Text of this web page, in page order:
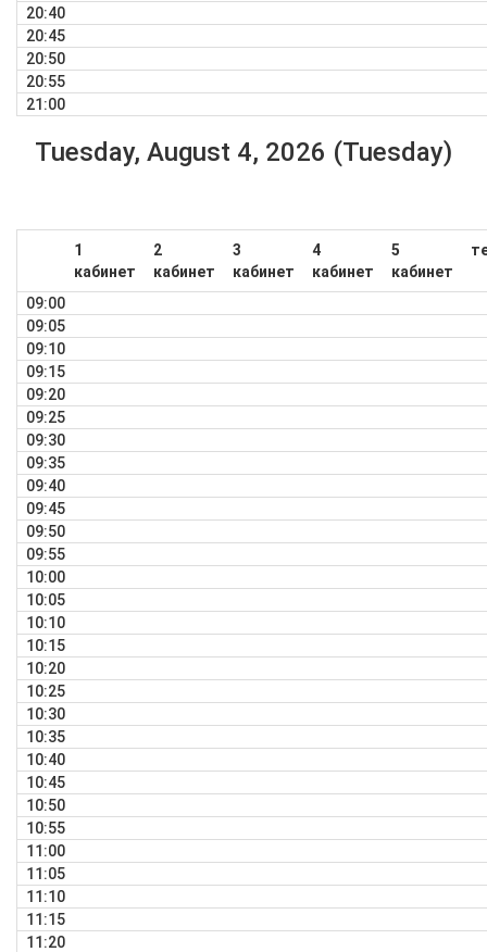
20:40
20:45
20:50
20:55
21:00
Tuesday, August 4, 2026 (Tuesday)
1
кабинет
2
кабинет
3
кабинет
4
кабинет
5
кабинет
09:00
09:05
09:10
09:15
09:20
09:25
09:30
09:35
09:40
09:45
09:50
09:55
10:00
10:05
10:10
10:15
10:20
10:25
10:30
10:35
10:40
10:45
10:50
10:55
11:00
11:05
11:10
11:15
11:20